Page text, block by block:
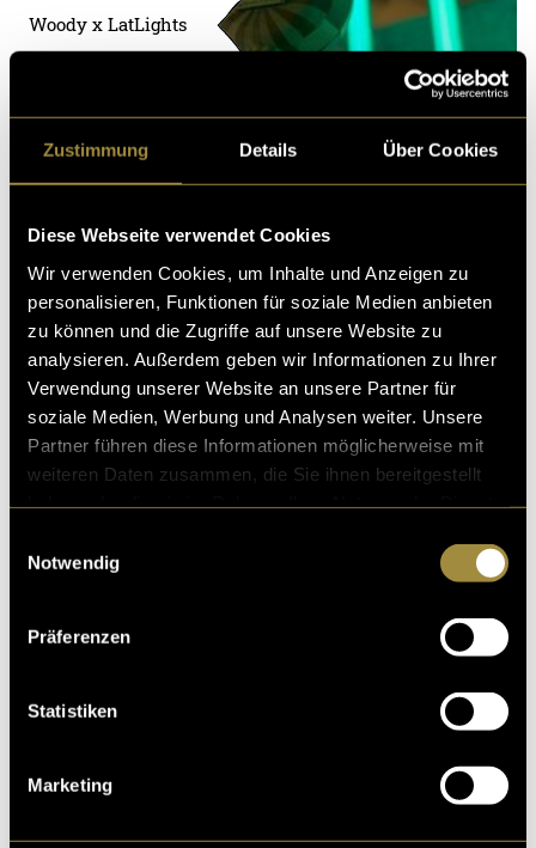
Zustimmung Details Über Cookies
Diese Webseite verwendet Cookies
Wir verwenden Cookies, um Inhalte und Anzeigen zu
personalisieren, Funktionen für soziale Medien anbieten
zu können und die Zugriffe auf unsere Website zu
analysieren. Außerdem geben wir Informationen zu Ihrer
Verwendung unserer Website an unsere Partner für
soziale Medien, Werbung und Analysen weiter. Unsere
Partner führen diese Informationen möglicherweise mit
weiteren Daten zusammen, die Sie ihnen bereitgestellt
Notwendig
Präferenzen
Statistiken
Marketing
Woody x LatLights